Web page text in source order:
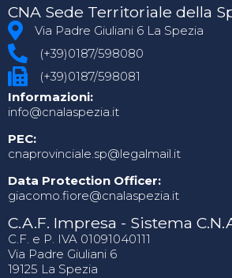
CNA Sede Territoriale della
Via Padre Giuliani 6 La Spezia
(+39)0187/598080
(+39)0187/598081
Informazioni:
info@cnalaspezia.it
PEC:
cnaprovinciale.sp@legalmail.it
Data Protection Officer:
giacomo.fiore@cnalaspezia.it
C.A.F. Impresa - Sistema
C.F. e P. IVA 01091040111
Via Padre Giuliani 6
19125 La Spezia